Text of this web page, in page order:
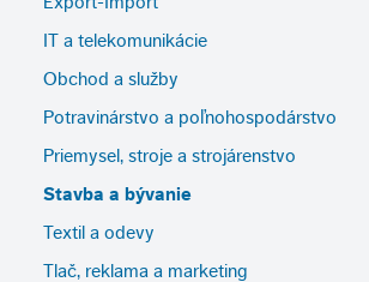
IT a telekomunikácie
Obchod a služby
Potravinárstvo a poľnohospodárstvo
Priemysel, stroje a strojárenstvo
Stavba a bývanie
Textil a odevy
Tlač, reklama a marketing